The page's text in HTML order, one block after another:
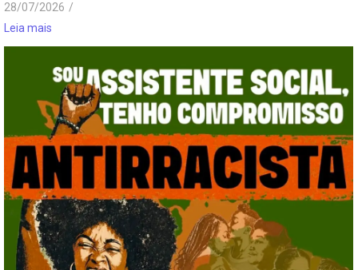
28/07/2026 /
Leia mais